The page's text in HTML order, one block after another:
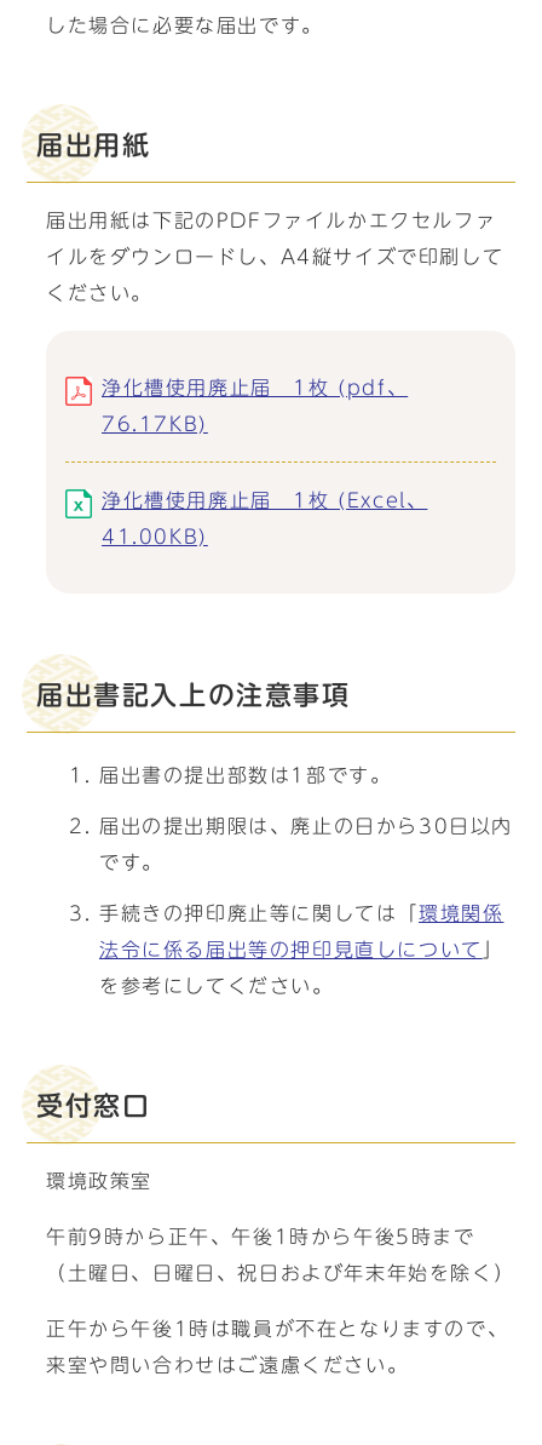
した場合に必要な届出です。
届出用紙
届出用紙は下記のPDFファイルかエクセルファ
イルをダウンロードし、A4縦サイズで印刷して
ください。
浄化槽使用廃止届 1枚 (pdf、
76.17KB)
浄化槽使用廃止届 1枚 (Excel、
41.00KB)
届出書記入上の注意事項
届出書の提出部数は1部です。
届出の提出期限は、廃止の日から30日以内
です。
手続きの押印廃止等に関しては「 環境関係
法令に係る届出等の押印見直しについて
を参考にしてください。
受付窓口
環境政策室
午前9時から正午、午後1時から午後5時まで
（土曜日、日曜日、祝日および年末年始を除く）
正午から午後1時は職員が不在となりますので、
来室や問い合わせはご遠慮ください。